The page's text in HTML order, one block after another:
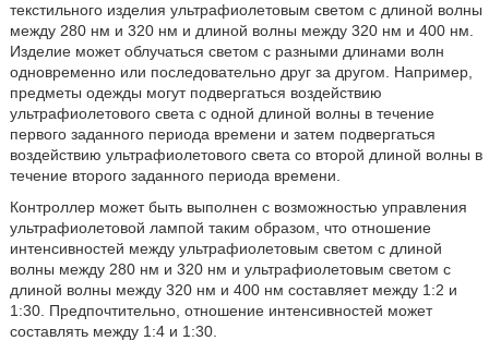
текстильного изделия ультрафиолетовым светом с длиной волны
между 280 нм и 320 нм и длиной волны между 320 нм и 400 нм.
Изделие может облучаться светом с разными длинами волн
одновременно или последовательно друг за другом. Например,
предметы одежды могут подвергаться воздействию
ультрафиолетового света с одной длиной волны в течение
первого заданного периода времени и затем подвергаться
воздействию ультрафиолетового света со второй длиной волны в
течение второго заданного периода времени.
Контроллер может быть выполнен с возможностью управления
ультрафиолетовой лампой таким образом, что отношение
интенсивностей между ультрафиолетовым светом с длиной
волны между 280 нм и 320 нм и ультрафиолетовым светом с
длиной волны между 320 нм и 400 нм составляет между 1:2 и
1:30. Предпочтительно, отношение интенсивностей может
составлять между 1:4 и 1:30.